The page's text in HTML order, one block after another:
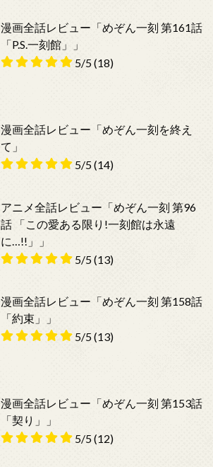
漫画全話レビュー「めぞん一刻 第161話
「P.S.一刻館」」
5/5(18)
漫画全話レビュー「めぞん一刻を終え
て」
5/5(14)
アニメ全話レビュー「めぞん一刻 第96
話 「この愛ある限り!一刻館は永遠
に…!!」」
5/5(13)
漫画全話レビュー「めぞん一刻 第158話
「約束」」
5/5(13)
漫画全話レビュー「めぞん一刻 第153話
「契り」」
5/5(12)